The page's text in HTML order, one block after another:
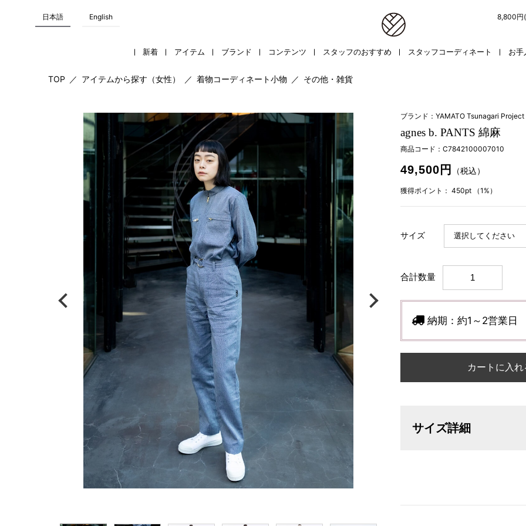
日本語 English 8,800円
新着 アイテム ブランド コンテンツ スタッフのおすすめ スタッフコーディネート お手
TOP ／ アイテムから探す（女性） ／ 着物コーディネート小物 ／ その他・雑貨
ブランド：YAMATO Tsunagari Project
agnes b. PANTS 綿麻
商品コード： C7842100007010
49,500円 （税込）
獲得ポイント： 450pt （1%）
サイズ
合計数量
納期： 約1～2営業日
カートに入れ
サイズ詳細